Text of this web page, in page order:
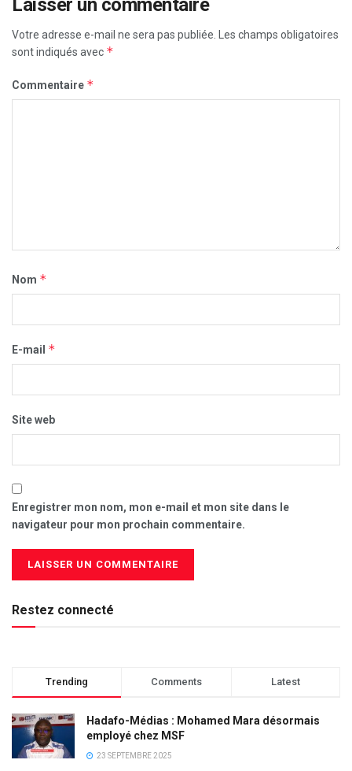
Laisser un commentaire
Votre adresse e-mail ne sera pas publiée. Les champs obligatoires
sont indiqués avec *
Commentaire *
Nom *
E-mail *
Site web
Enregistrer mon nom, mon e-mail et mon site dans le
navigateur pour mon prochain commentaire.
Restez connecté
Trending Comments Latest
Hadafo-Médias : Mohamed Mara désormais
employé chez MSF
23 SEPTEMBRE 2025